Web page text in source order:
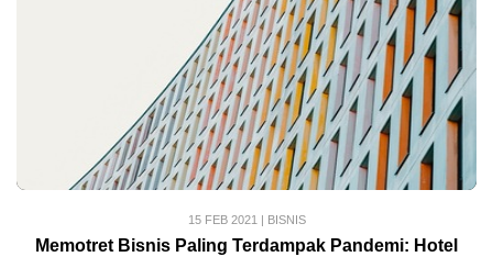
15 FEB 2021| BISNIS
Memotret Bisnis Paling Terdampak Pandemi: Hotel